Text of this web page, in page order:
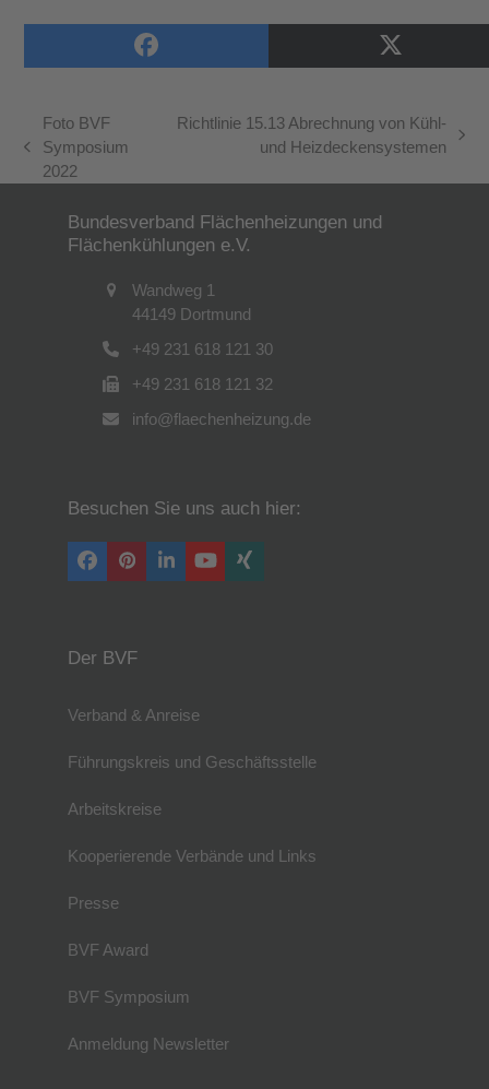
vorheriger
Beitrag:
Foto BVF
Symposium
2022
Richtlinie 15.13 Abrechnung von Kühl-
und Heizdeckensystemen
Bundesverband Flächenheizungen und
Flächenkühlungen e.V.
Wandweg 1
44149 Dortmund
+49 231 618 121 30
+49 231 618 121 32
info@flaechenheizung.de
Besuchen Sie uns auch hier:
Facebook
PinterestLinkedInYouTube
Xing
Der BVF
Verband & Anreise
Führungskreis und Geschäftsstelle
Arbeitskreise
Kooperierende Verbände und Links
Presse
BVF Award
BVF Symposium
Anmeldung Newsletter